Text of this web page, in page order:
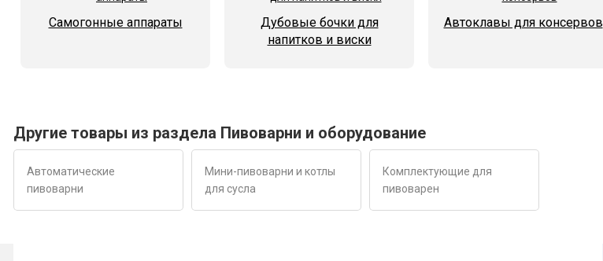
Самогонные аппараты
Дубовые бочки для
напитков и виски
Автоклавы для консервов
Другие товары из раздела Пивоварни и оборудование
Автоматические
пивоварни
Мини-пивоварни и котлы
для сусла
Комплектующие для
пивоварен